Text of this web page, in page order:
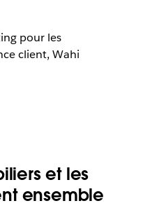
pour les
client, Wahi
et les
ensemble